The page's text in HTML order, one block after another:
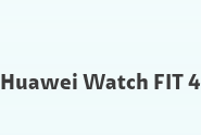
Huawei Watch FIT 4